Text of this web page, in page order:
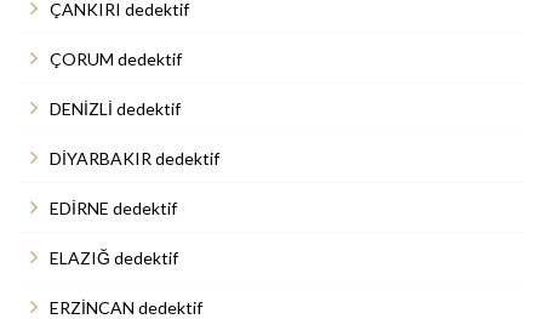
ÇANKIRI dedektif
ÇORUM dedektif
DENİZLİ dedektif
DİYARBAKIR dedektif
EDİRNE dedektif
ELAZIĞ dedektif
ERZİNCAN dedektif